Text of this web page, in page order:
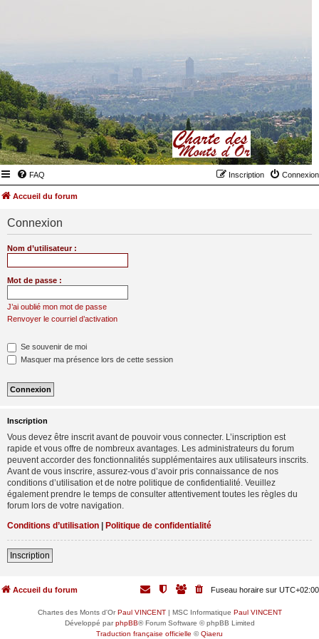
FAQ Connexion
Inscription
Accueil du forum
Connexion
Nom d’utilisateur :
Mot de passe :
J’ai oublié mon mot de passe
Renvoyer le courriel d’activation
Se souvenir de moi
Masquer ma présence lors de cette session
Inscription
Vous devez être inscrit avant de pouvoir vous connecter. L’inscription est
rapide et vous offre de nombreux avantages. Les administrateurs du forum
peuvent accorder des fonctionnalités supplémentaires aux utilisateurs inscrits.
Avant de vous inscrire, assurez-vous d’avoir pris connaissance de nos
conditions d’utilisation et de notre politique de confidentialité. Veuillez
également prendre le temps de consulter attentivement toutes les règles du
forum lors de votre navigation.
Conditions d’utilisation | Politique de confidentialité
Inscription
Accueil du forum Fuseau horaire sur UTC+02:00
Chartes des Monts d'OrPaul VINCENT| MSC Informatique Paul VINCENT
Développé parphpBB® Forum Software © phpBB Limited
Traduction française officielle ©Qiaeru